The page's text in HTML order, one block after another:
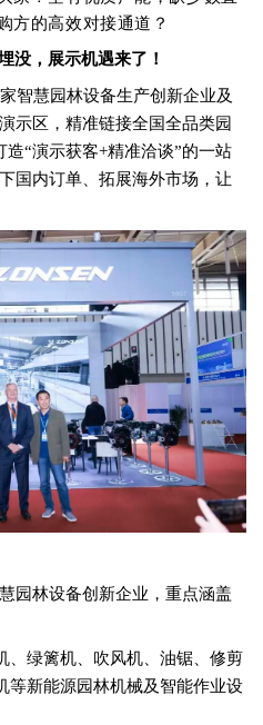
方的高效对接通道？
没，展示机遇来了！
智慧园林设备生产创新企业及
示区，精准链接全国全品类园
“演示获客+精准洽谈”的一站
国内订单、拓展海外市场，让
园林设备创新企业，重点涵盖
、绿篱机、吹风机、油锯、修剪
等新能源园林机械及智能作业设